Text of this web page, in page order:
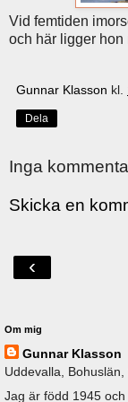
Vid femtiden
och här ligger
Gunnar Klasson kl.
Dela
Inga
Skicka en
‹
Om mig
Gunnar Klasson
Uddevalla, Bohuslän,
Jag är född 1945 och